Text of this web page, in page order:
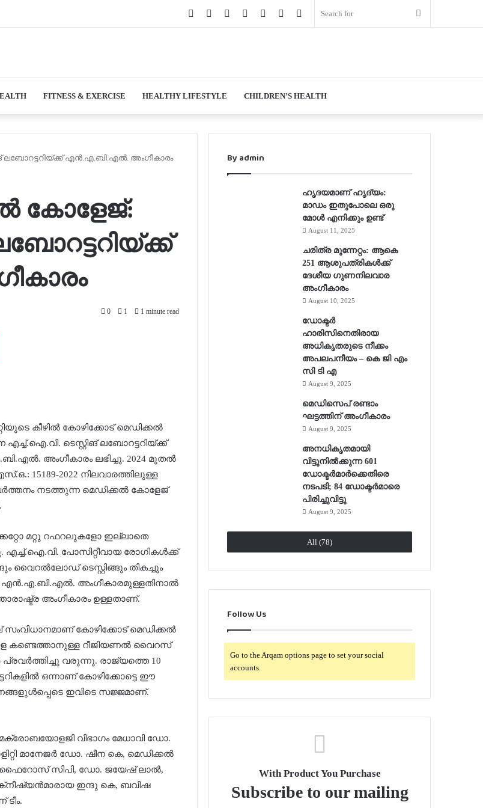
Search
Sidebar
Random
Log
Instagram
YouTube
Twitter
Facebook
FITNESS & EXERCISE HEALTHY LIFESTYLE CHILDREN’S HEALTH
ലബോറട്ടറിയ്ക്ക് എന്‍.എ.ബി.എല്‍. അംഗീകാരം
കോളേജ്:
0 1 1 minute read
കീഴില്‍ കോഴിക്കോട് മെഡിക്കല്‍
ടെസ്റ്റിങ് ലബോറട്ടറിയ്ക്ക്
അംഗീകാരം ലഭിച്ചു. 2024 മുതല്‍
15189-2022 നിലവാരത്തിലുള്ള
നടത്തുന്ന മെഡിക്കല്‍ കോളേജ്
മറ്റു റഫറലുകളോ ഇല്ലാതെ
പോസിറ്റീവായ രോഗികള്‍ക്ക്
വൈറല്‍ലോഡ് ടെസ്റ്റിങ്ങും തികച്ചും
എന്‍.എ.ബി.എല്‍. അംഗീകാരമുള്ളതിനാല്‍
അംഗീകാരം ഉള്ളതാണ്.
കോഴിക്കോട് മെഡിക്കല്‍
കണ്ടെത്താനുള്ള റീജിയണല്‍ വൈറസ്
പ്രവര്‍ത്തിച്ചു വരുന്നു. രാജ്യത്തെ 10
ഒന്നാണ് കോഴിക്കോട്ടെ ഈ
ഇവിടെ സജ്ജമാണ്.
വിഭാഗം മേധാവി ഡോ.
മാനേജര്‍ ഡോ. ഷീന കെ, മെഡിക്കല്‍
സിപി, ഡോ. ജയേഷ് ലാല്‍,
ഇന്ദു കെ, ബവിഷ
By admin
ഹൃദയമാണ് ഹൃദ്യം:
മാഡം ഇതുപോലെ ഒരു
മോള്‍ എനിക്കും ഉണ്ട്
August 11, 2025
ചരിത്ര മുന്നേറ്റം: ആകെ
251 ആശുപത്രികള്‍ക്ക്
ദേശീയ ഗുണനിലവാര
അംഗീകാരം
August 10, 2025
ഡോക്ടർ
ഹാരിസിനെതിരായ
അധികൃതരുടെ നീക്കം
അപലപനീയം – കെ ജി എം
സി ടി എ
August 9, 2025
മെഡിസെപ് രണ്ടാം
ഘട്ടത്തിന് അംഗീകാരം
August 9, 2025
അനധികൃതമായി
വിട്ടുനില്‍ക്കുന്ന 601
ഡോക്ടര്‍മാര്‍ക്കെതിരെ
നടപടി; 84 ഡോക്ടര്‍മാരെ
പിരിച്ചുവിട്ടു
August 9, 2025
All (78)
Follow Us
Go to the Arqam options page to set your social
accounts.
With Product You Purchase
Subscribe to our mailing